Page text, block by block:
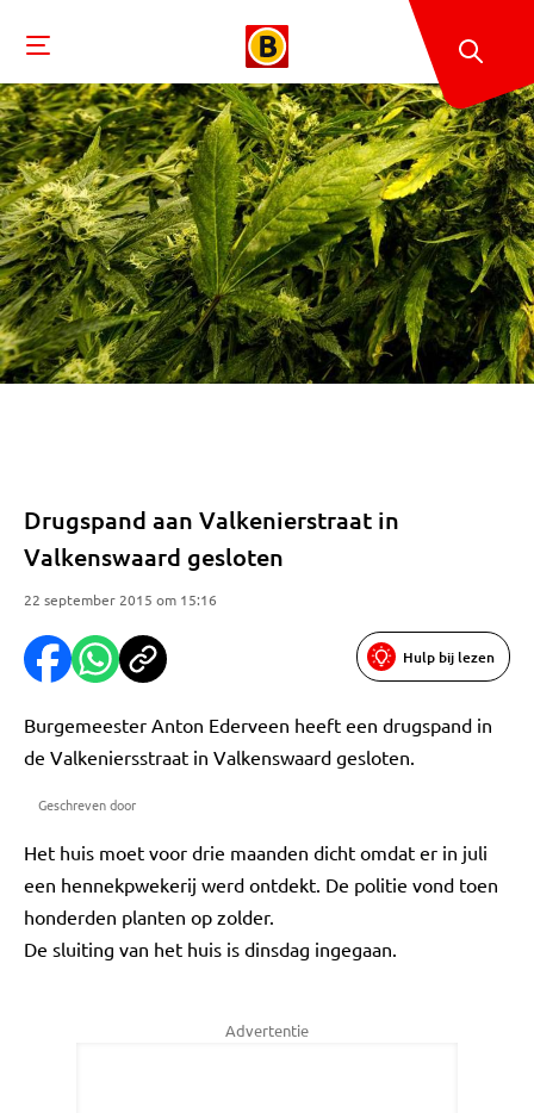
Drugspand aan Valkenierstraat in
Valkenswaard gesloten
22 september 2015 om 15:16
Hulp bij lezen
Burgemeester Anton Ederveen heeft een drugspand in
de Valkeniersstraat in Valkenswaard gesloten.
Geschreven door
Het huis moet voor drie maanden dicht omdat er in juli
een hennekpwekerij werd ontdekt. De politie vond toen
honderden planten op zolder.
De sluiting van het huis is dinsdag ingegaan.
Advertentie